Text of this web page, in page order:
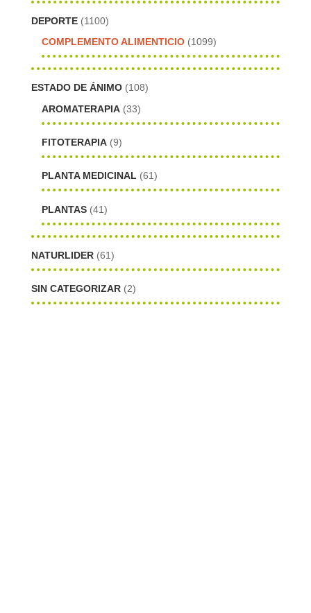
DEPORTE (1100)
COMPLEMENTO ALIMENTICIO (1099)
ESTADO DE ÁNIMO (108)
AROMATERAPIA (33)
FITOTERAPIA (9)
PLANTA MEDICINAL (61)
PLANTAS (41)
NATURLIDER (61)
SIN CATEGORIZAR (2)